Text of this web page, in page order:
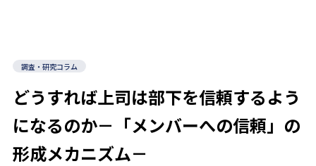
調査・研究コラム
どうすれば上司は部下を信頼するよう
になるのか－「メンバーへの信頼」の
形成メカニズム－